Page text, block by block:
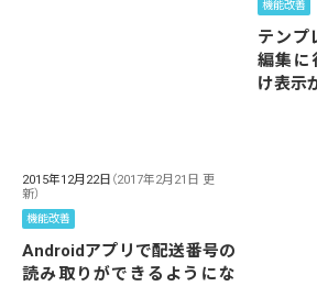
機能改善
テンプ
編集に
け表示
2015年12月22日 （2017年2月21日 更
新）
機能改善
Androidアプリで配送番号の
読み取りができるようにな